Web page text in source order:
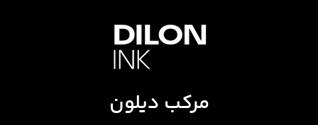
مرکب دیلون